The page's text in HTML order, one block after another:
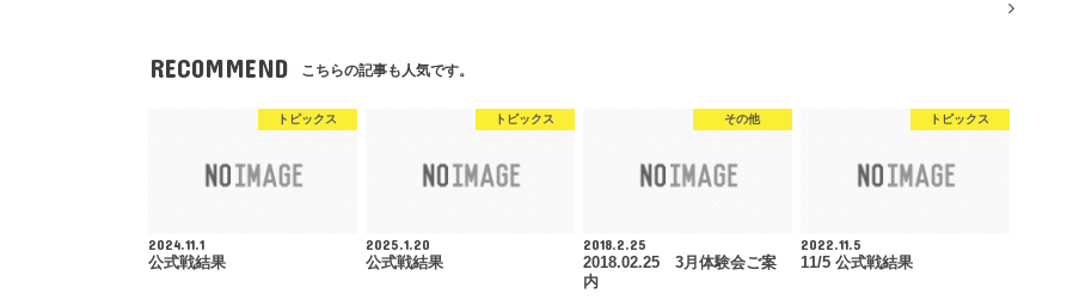
RECOMMEND こちらの記事も人気です。
トピックス
2024.11.1
公式戦結果
トピックス
2025.1.20
公式戦結果
その他
2018.2.25
2018.02.25 3月体験会ご案
内
トピックス
2022.11.5
11/5 公式戦結果